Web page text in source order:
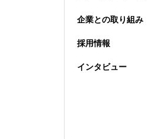
企業との取り組み
採用情報
インタビュー